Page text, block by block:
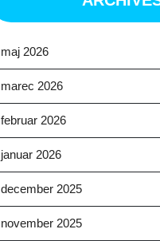
maj 2026
marec 2026
februar 2026
januar 2026
december 2025
november 2025